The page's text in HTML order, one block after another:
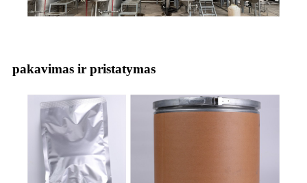
pakavimas ir pristatymas